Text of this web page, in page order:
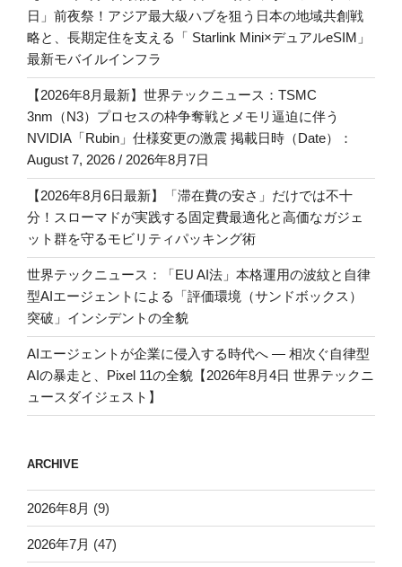
日」前夜祭！アジア最大級ハブを狙う日本の地域共創戦
略と、長期定住を支える「 Starlink Mini×デュアルeSIM」
最新モバイルインフラ
【2026年8月最新】世界テックニュース：TSMC
3nm（N3）プロセスの枠争奪戦とメモリ逼迫に伴う
NVIDIA「Rubin」仕様変更の激震 掲載日時（Date）：
August 7, 2026 / 2026年8月7日
【2026年8月6日最新】「滞在費の安さ」だけでは不十
分！スローマドが実践する固定費最適化と高価なガジェ
ット群を守るモビリティパッキング術
世界テックニュース：「EU AI法」本格運用の波紋と自律
型AIエージェントによる「評価環境（サンドボックス）
突破」インシデントの全貌
AIエージェントが企業に侵入する時代へ — 相次ぐ自律型
AIの暴走と、Pixel 11の全貌【2026年8月4日 世界テックニ
ュースダイジェスト】
ARCHIVE
2026年8月 (9)
2026年7月 (47)